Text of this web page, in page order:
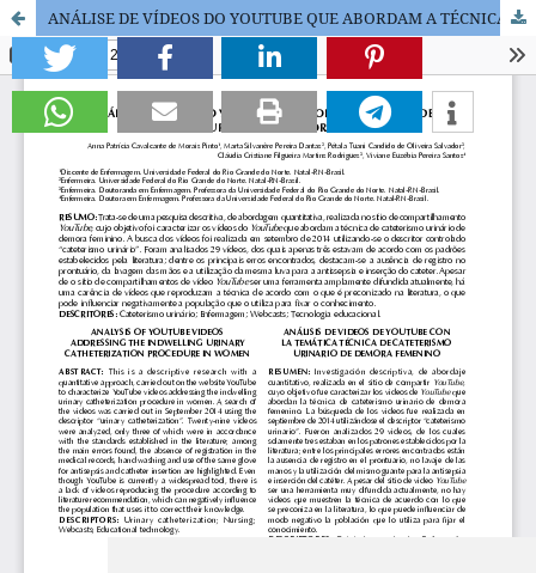
ANÁLISE DE VÍDEOS DO YOUTUBE QUE ABORDAM A TÉCNICA DE CATETERISMO URINÁRIO DE DEMORA FEMININO